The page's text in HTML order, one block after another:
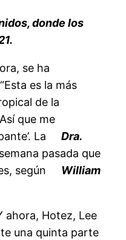
donde los
se ha
es la más
de la
que me
La
Dra.
pasada que
según
William
ahora, Hotez, Lee
una quinta parte